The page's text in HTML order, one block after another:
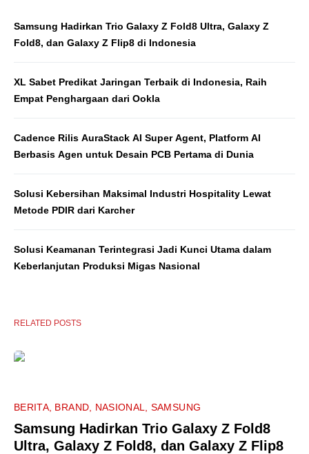
Samsung Hadirkan Trio Galaxy Z Fold8 Ultra, Galaxy Z
Fold8, dan Galaxy Z Flip8 di Indonesia
XL Sabet Predikat Jaringan Terbaik di Indonesia, Raih
Empat Penghargaan dari Ookla
Cadence Rilis AuraStack AI Super Agent, Platform AI
Berbasis Agen untuk Desain PCB Pertama di Dunia
Solusi Kebersihan Maksimal Industri Hospitality Lewat
Metode PDIR dari Karcher
Solusi Keamanan Terintegrasi Jadi Kunci Utama dalam
Keberlanjutan Produksi Migas Nasional
RELATED POSTS
BERITA BRAND NASIONAL SAMSUNG
Samsung Hadirkan Trio Galaxy Z Fold8
Ultra, Galaxy Z Fold8, dan Galaxy Z Flip8